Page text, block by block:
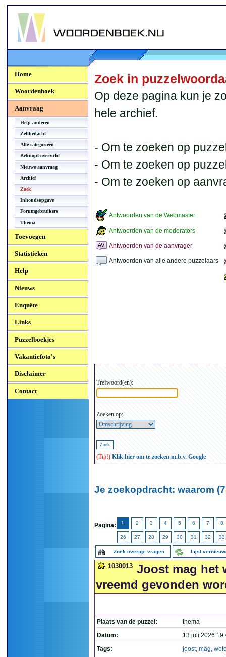
Woordenboek.NU
Home
Woordenboek
Aanvraag
Help anderen
Zelfbedacht
Alle categorieën
Beknopt overzicht
Nieuwe aanvraag
Archief
Zoek
Inhoudsopgave
Forumgebruikers
Thema
Toevoegen
Statistieken
Help
Nieuws
Enquête
Links
Puzzelboekjes
Vakantiefoto's
Disclaimer
Contact
Zoek in
Op deze pagina kun je
hele archief.
- Om te zoeken op
- Om te zoeken op
- Om te zoeken op
Antwoorden van de Webmaster
Antwoorden van de moderators
Antwoorden van de aanvrager
Antwoorden van alle andere puzzelaars
Trefwoord(en):
Zoeken op:
(Tip!) Klik hier om te zoeken m.b.v. Google
Je zoekopdracht: waarom
Pagina: 1 2 3 4 5 6 7 8
26 27 28 29 30 31 32 33
Zoek overige vragen Lijst
1030013 Joost mag het
vreemd gevonden
Plaats van de puzzel:
thema
Datum:
13 juli 2026
Tags:
joost, mag,